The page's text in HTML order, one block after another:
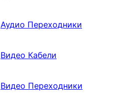
Аудио Переходники
Видео Кабели
Видео Переходники